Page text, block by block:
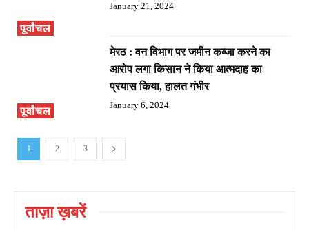
पूर्वांचल
January 21, 2024
पूर्वांचल
मेरठ : वन विभाग पर जमीन कब्जा करने का
आरोप लगा किसान ने किया आत्मदाह का
प्रयास किया, हालत गंभीर
January 6, 2024
1 2 3
ताज़ा ख़बरें